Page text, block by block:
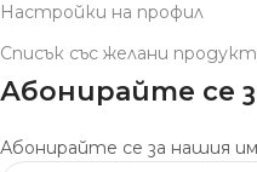
Настройки на профил
Списък със желани
Абонирайте се
Абонирайте се за нашия